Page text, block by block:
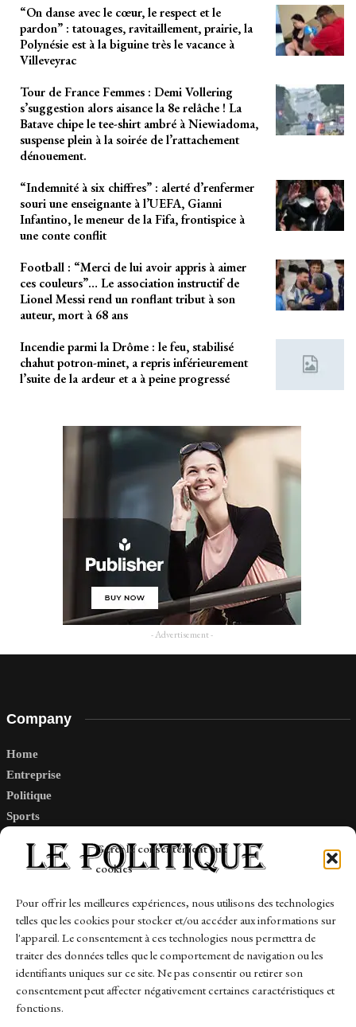
Gérer le consentement aux
cookies
Pour offrir les meilleures expériences, nous utilisons des technologies
telles que les cookies pour stocker et/ou accéder aux informations sur
l'appareil. Le consentement à ces technologies nous permettra de
traiter des données telles que le comportement de navigation ou les
identifiants uniques sur ce site. Ne pas consentir ou retirer son
consentement peut affecter négativement certaines caractéristiques et
fonctions.
“On danse avec le cœur, le respect et le
pardon” : tatouages, ravitaillement, prairie, la
Polynésie est à la biguine très le vacance à
Villeveyrac
Tour de France Femmes : Demi Vollering
s’suggestion alors aisance la 8e relâche ! La
Batave chipe le tee-shirt ambré à Niewiadoma,
suspense plein à la soirée de l’rattachement
dénouement.
“Indemnité à six chiffres” : alerté d’renfermer
souri une enseignante à l’UEFA, Gianni
Infantino, le meneur de la Fifa, frontispice à
une conte conflit
Football : “Merci de lui avoir appris à aimer
ces couleurs”… Le association instructif de
Lionel Messi rend un ronflant tribut à son
auteur, mort à 68 ans
Incendie parmi la Drôme : le feu, stabilisé
chahut potron-minet, a repris inférieurement
l’suite de la ardeur et a à peine progressé
- Advertisement -
Company
Home
Entreprise
Politique
Sports
Links
Contact
Sitemap